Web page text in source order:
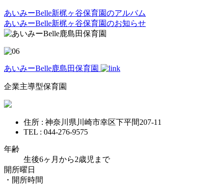
あいみーBelle新梶ヶ谷保育園のアルバム
あいみーBelle新梶ヶ谷保育園のお知らせ
あいみーBelle鹿島田保育園
企業主導型保育園
住所 : 神奈川県川崎市幸区下平間207-11
TEL : 044-276-9575
年齢
生後6ヶ月から2歳児まで
開所曜日
・開所時間